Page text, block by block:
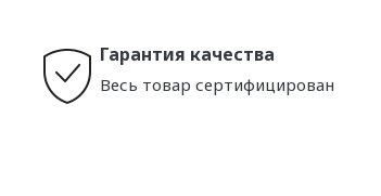
Гарантия качества
Весь товар сертифицирован